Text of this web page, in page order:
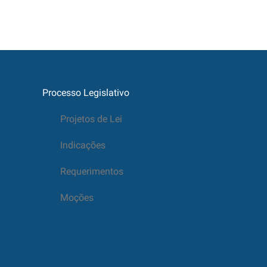
Processo Legislativo
Projetos de Lei
Indicações
Requerimentos
Moções